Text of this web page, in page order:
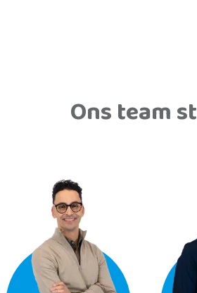
Ons team